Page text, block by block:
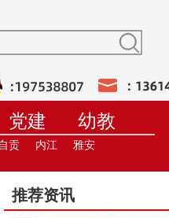
党建
幼教
在线直播
自贡 内江
雅安
推荐资讯